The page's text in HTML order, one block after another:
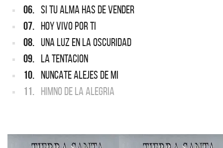
06. SI TU ALMA HAS DE VENDER
07. HOY VIVO POR TI
08. UNA LUZ EN LA OSCURIDAD
09. LA TENTACION
10. NUNCATE ALEJES DE MI
11. HIMNO DE LA ALEGRIA